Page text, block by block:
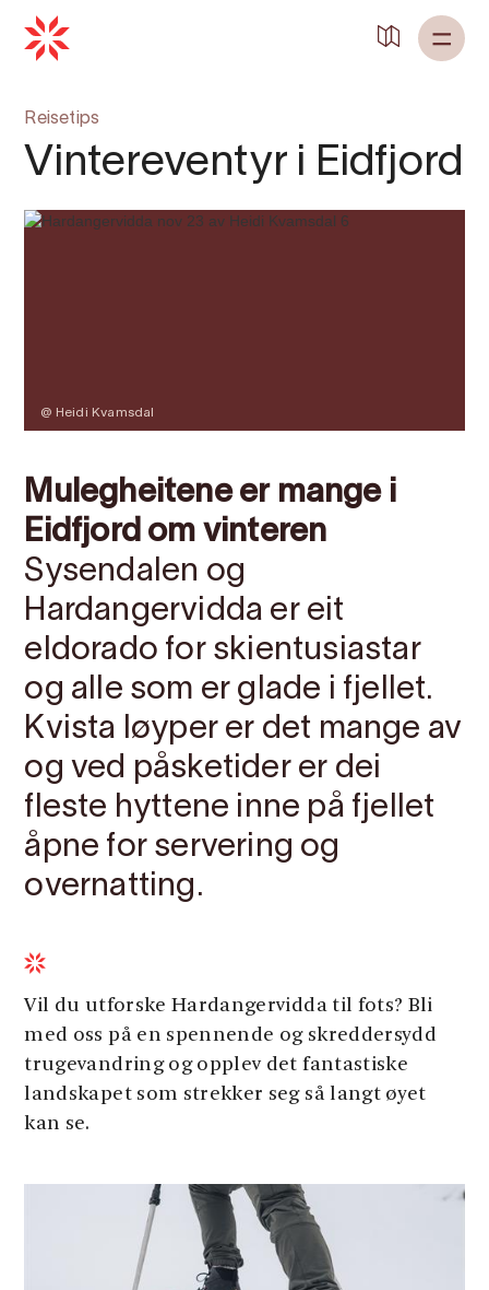
Reisetips
Vintereventyr i Eidfjord
@ Heidi Kvamsdal
Mulegheitene er mange i
Eidfjord om vinteren
Sysendalen og
Hardangervidda er eit
eldorado for skientusiastar
og alle som er glade i fjellet.
Kvista løyper er det mange av
og ved påsketider er dei
fleste hyttene inne på fjellet
åpne for servering og
overnatting.
Vil du utforske Hardangervidda til fots? Bli
med oss ​​på en spennende og skreddersydd
trugevandring og opplev det fantastiske
landskapet som strekker seg så langt øyet
kan se.